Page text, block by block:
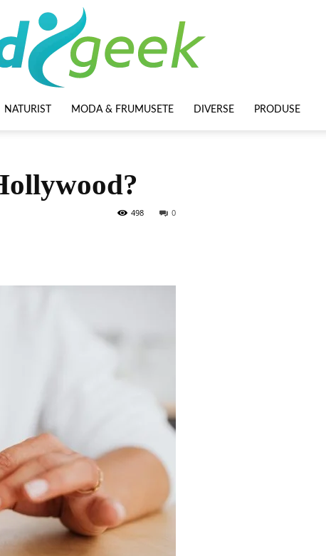
NATURIST MODA & FRUMUSETE DIVERSE PRODUSE
0
498